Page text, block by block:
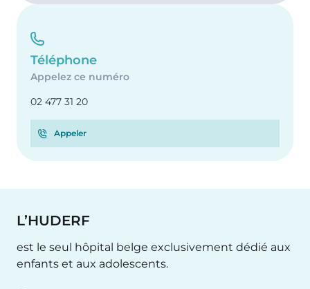
Téléphone
Appelez ce numéro
02 477 31 20
Appeler
L’HUDERF
est le seul hôpital belge exclusivement dédié aux
enfants et aux adolescents.